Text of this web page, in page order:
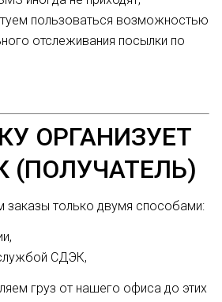
пользоваться возможностью
отслеживания посылки по
ОРГАНИЗУЕТ
(ПОЛУЧАТЕЛЬ)
заказы только двумя способами:
СДЭК,
груз от нашего офиса до этих